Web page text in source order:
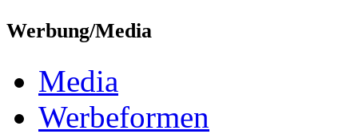
Werbung/Media
Media
Werbeformen